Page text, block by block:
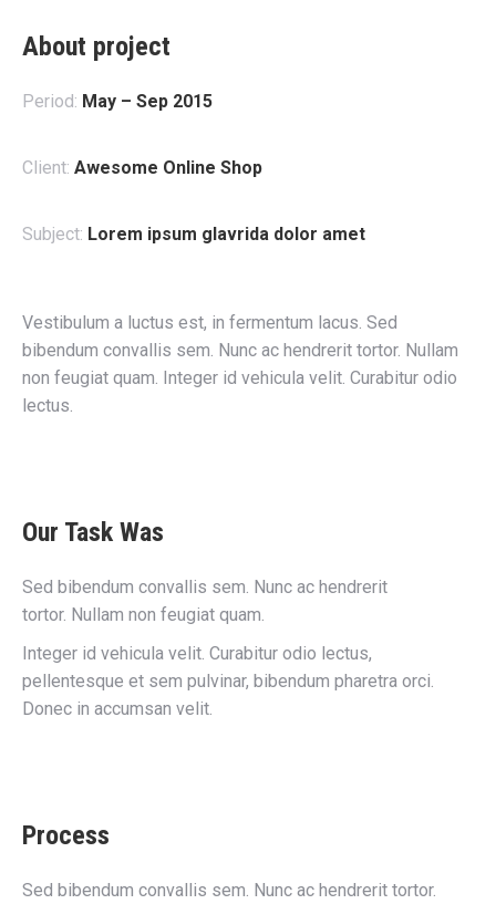
About project
Period: May – Sep 2015
Client: Awesome Online Shop
Subject: Lorem ipsum glavrida dolor amet
Vestibulum a luctus est, in fermentum lacus. Sed
bibendum convallis sem. Nunc ac hendrerit tortor. Nullam
non feugiat quam. Integer id vehicula velit. Curabitur odio
lectus.
Our Task Was
Sed bibendum convallis sem. Nunc ac hendrerit
tortor. Nullam non feugiat quam.
Integer id vehicula velit. Curabitur odio lectus,
pellentesque et sem pulvinar, bibendum pharetra orci.
Donec in accumsan velit.
Process
Sed bibendum convallis sem. Nunc ac hendrerit tortor.